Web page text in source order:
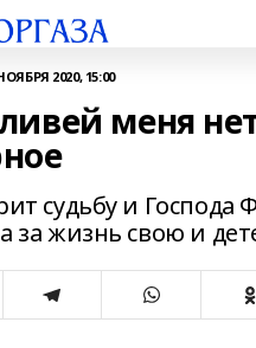
2020, 15:00
меня
судьбу и Господа
за жизнь свою и